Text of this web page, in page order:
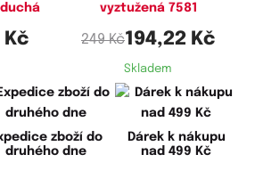
Kč
vyztužená 7581
249 Kč194,22 Kč
Skladem
zboží do
druhého dne
Dárek k nákupu
nad 499 Kč